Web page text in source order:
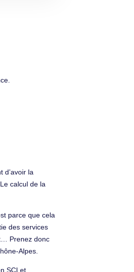
d’avoir la
calcul de la
parce que cela
des services
Prenez donc
Alpes.
SCI et